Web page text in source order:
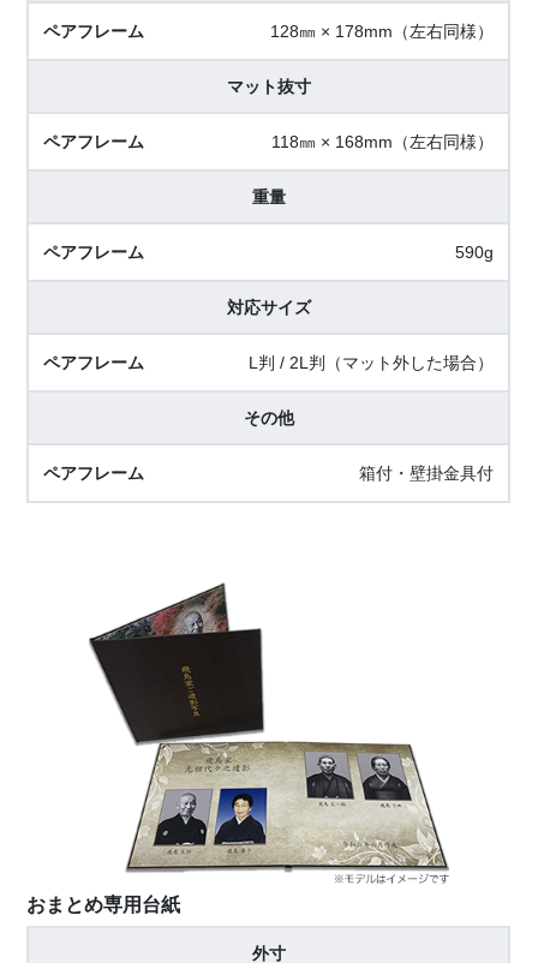
128㎜ × 178mm（左右同様）
マット抜寸
118㎜ × 168mm（左右同様）
重量
590g
対応サイズ
L判 / 2L判（マット外した場合）
その他
箱付・壁掛金具付
おまとめ専用台紙
外寸